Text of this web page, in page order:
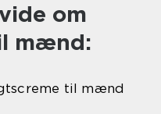
om
mænd:
til mænd